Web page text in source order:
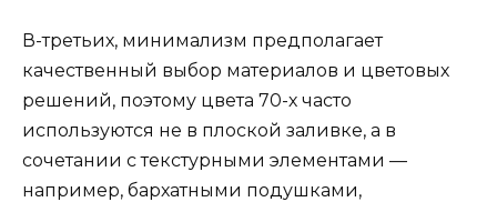
В-третьих, минимализм предполагает
качественный выбор материалов и цветовых
решений, поэтому цвета 70-х часто
используются не в плоской заливке, а в
сочетании с текстурными элементами —
например, бархатными подушками,